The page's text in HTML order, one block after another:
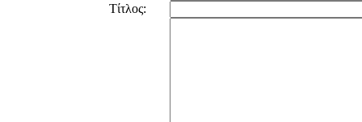
Τίτλος: